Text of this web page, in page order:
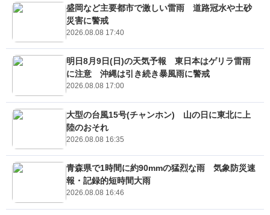
盛岡など主要都市で激しい雷雨 道路冠水や土砂
災害に警戒
2026.08.08 17:40
明日8月9日(日)の天気予報 東日本はゲリラ雷雨
に注意 沖縄は引き続き暴風雨に警戒
2026.08.08 17:00
大型の台風15号(チャンホン) 山の日に東北に上
陸のおそれ
2026.08.08 16:35
青森県で1時間に約90mmの猛烈な雨 気象防災速
報・記録的短時間大雨
2026.08.08 16:46